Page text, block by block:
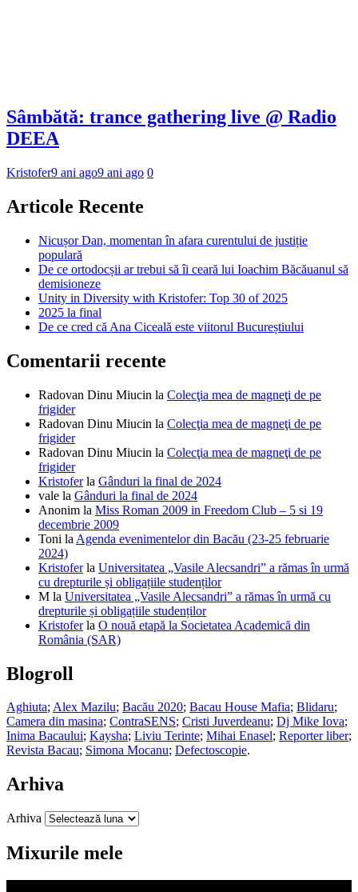
Sâmbătă: trance gathering live @ Radio
DEEA
Kristofer9 ani ago9 ani ago 0
Articole Recente
Nicușor Dan, momentan în afara curentului de justiție
populară
De ce ortodocșii ar trebui să îi ceară lui Ioachim Băcăuanul să
demisioneze
Unity in Diversity with Kristofer: Top 30 of 2025
2025 la final
De ce cred că Ana Ciceală este viitorul Bucureștiului
Comentarii recente
Radovan Dinu Miucin la Colecţia mea de magneţi de pe
frigider
Radovan Dinu Miucin la Colecţia mea de magneţi de pe
frigider
Radovan Dinu Miucin la Colecţia mea de magneţi de pe
frigider
Kristoferla Gânduri la final de 2024
vale la Gânduri la final de 2024
Anonim la Miss Roman 2009 in Freedom Club – 5 si 19
decembrie 2009
Toni la Agenda evenimentelor din Bacău (23-25 februarie
2024)
Kristoferla Universitatea „Vasile Alecsandri” a rămas în urmă
cu drepturile și obligațiile studenților
M la Universitatea „Vasile Alecsandri” a rămas în urmă cu
drepturile și obligațiile studenților
Kristoferla O nouă etapă la Societatea Academică din
România (SAR)
Blogroll
Aghiuta; Alex Mazilu; Bacău 2020; Bacau House Mafia; Blidaru;
Camera din masina; ContraSENS; Cristi Juverdeanu; Dj Mike Iova;
Inima Bacaului; Kaysha; Liviu Terinte; Mihai Enasel; Reporter liber;
Revista Bacau; Simona Mocanu; Defectoscopie
Arhiva
Arhiva
Mixurile mele